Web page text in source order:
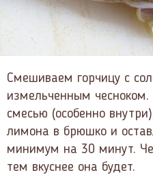
Смешиваем горчицу с
измельченным
смесью (особенно
лимона в брюшко и
минимум на 30 минут.
тем вкуснее она будет.